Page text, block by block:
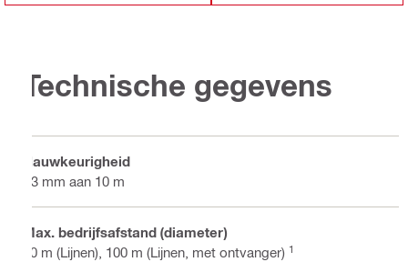
Technische gegevens
Nauwkeurigheid
±3 mm aan 10 m
Max. bedrijfsafstand (diameter)
40 m (Lijnen), 100 m (Lijnen, met ontvanger) 1